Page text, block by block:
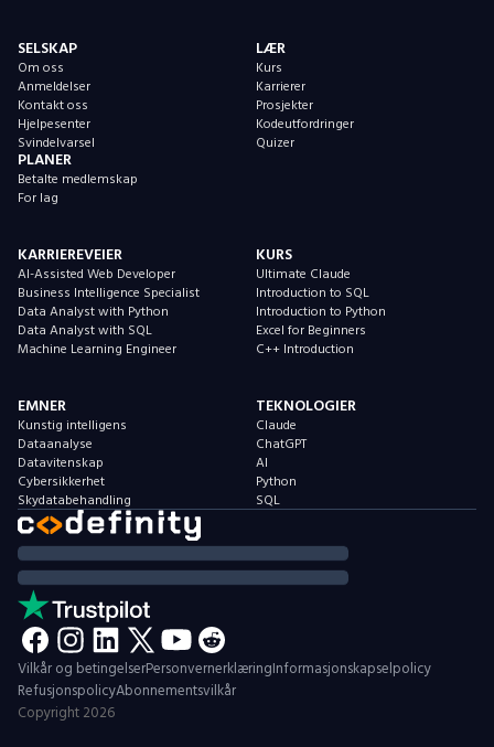
SELSKAP
Om oss
Anmeldelser
Kontakt oss
Hjelpesenter
Svindelvarsel
PLANER
Betalte medlemskap
For lag
LÆR
Kurs
Karrierer
Prosjekter
Kodeutfordringer
Quizer
KARRIEREVEIER
AI-Assisted Web Developer
Business Intelligence Specialist
Data Analyst with Python
Data Analyst with SQL
Machine Learning Engineer
KURS
Ultimate Claude
Introduction to SQL
Introduction to Python
Excel for Beginners
C++ Introduction
EMNER
Kunstig intelligens
Dataanalyse
Datavitenskap
Cybersikkerhet
Skydatabehandling
TEKNOLOGIER
Claude
ChatGPT
AI
Python
SQL
Vilkår og betingelserPersonvernerklæringInformasjonskapselpolicy
RefusjonspolicyAbonnementsvilkår
Copyright2026